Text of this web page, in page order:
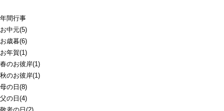
年間行事
お中元(5)
お歳暮(6)
お年賀(1)
春のお彼岸(1)
秋のお彼岸(1)
母の日(8)
父の日(4)